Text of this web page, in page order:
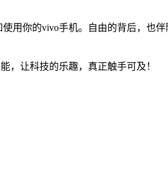
用你的vivo手机。自由的背后，也
，让科技的乐趣，真正触手可及！